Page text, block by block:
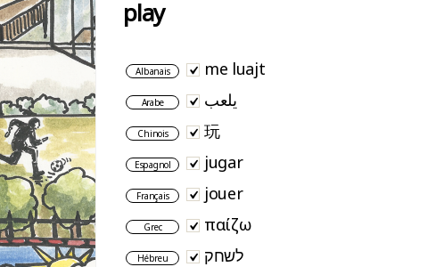
play
Albanais me luajt
Arabe يلعب
Chinois 玩
Espagnol jugar
Français jouer
Grec παίζω
Hébreu לשחק